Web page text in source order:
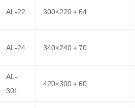
AL-22 300×220＋64
AL-24 340×240＋70
AL-
30L
420×300＋60